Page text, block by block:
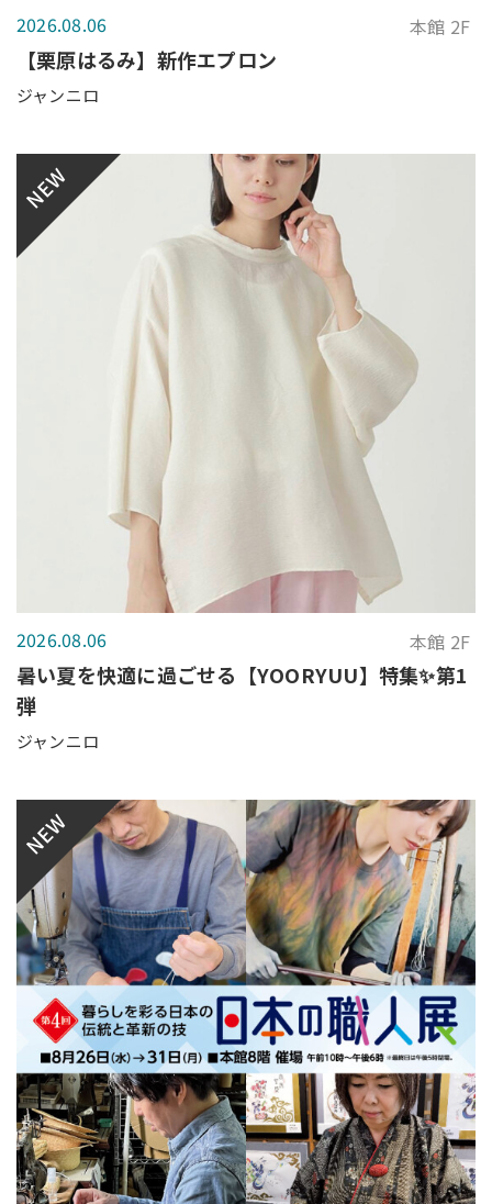
2026.08.06 本館 2F
【栗原はるみ】新作エプロン
ジャンニロ
NEW
2026.08.06 本館 2F
暑い夏を快適に過ごせる【YOORYUU】特集✨第1
弾
ジャンニロ
NEW